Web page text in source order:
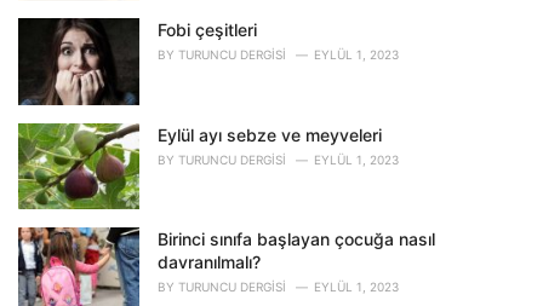
Fobi çeşitleri
BY TURUNCU DERGISI EYLÜL 1, 2023
Eylül ayı sebze ve meyveleri
BY TURUNCU DERGISI EYLÜL 1, 2023
Birinci sınıfa başlayan çocuğa nasıl
davranılmalı?
BY TURUNCU DERGISI EYLÜL 1, 2023